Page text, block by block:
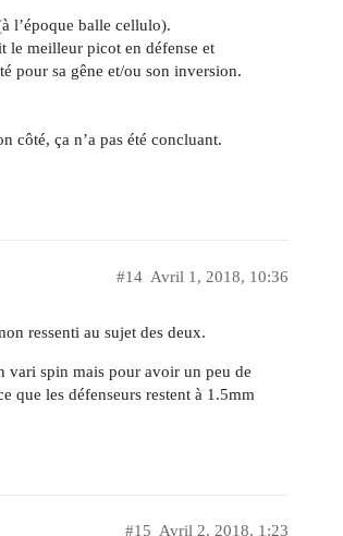
l’époque balle cellulo).
le meilleur picot en défense et
pour sa gêne et/ou son inversion.
côté, ça n’a pas été concluant.
Avril 1, 2018, 10:36
#14
ressenti au sujet des deux.
vari spin mais pour avoir un peu de
que les défenseurs restent à 1.5mm
Avril 2, 2018, 1:23
#15